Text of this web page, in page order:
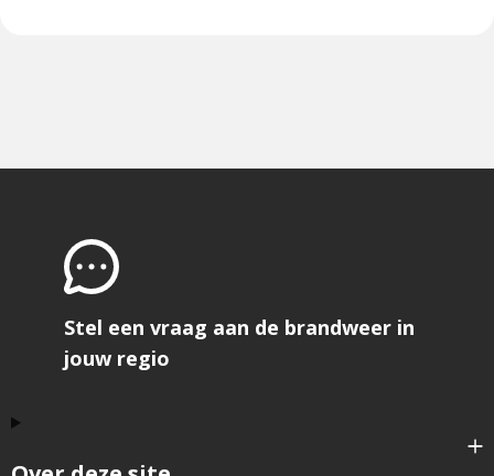
Stel een vraag aan de brandweer in
jouw regio